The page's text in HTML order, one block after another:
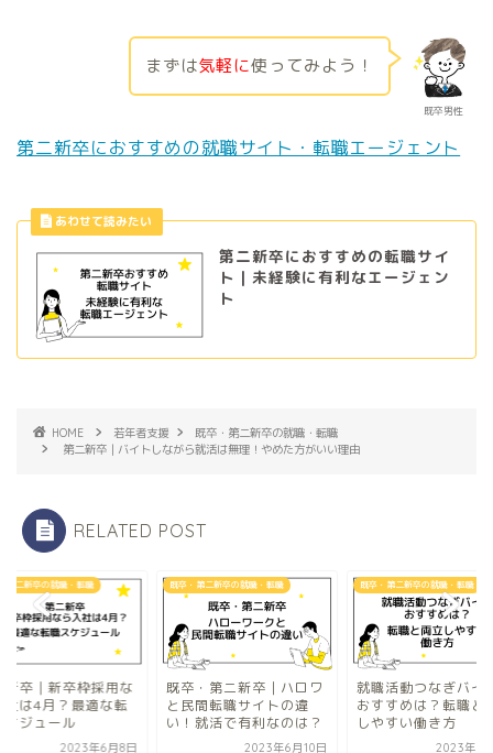
既卒男性
まずは気軽に使ってみよう！
第二新卒におすすめの就職サイト・転職エージェント
第二新卒におすすめの転職サイ
ト｜未経験に有利なエージェン
ト
HOME 若年者支援
既卒・第二新卒の就職・転職
第二新卒｜バイトしながら就活は無理！やめた方がいい理由
RELATED POST
第二新卒の就職・転職
・第二新卒｜ハロワ
間転職サイトの違
活で有利なのは？
2023年6月10日
既卒・第二新卒の就職・転職
就職活動つなぎバイトの
おすすめは？転職と両立
しやすい働き方
2023年10月1日
既卒・第二新卒の就職・転職
第二新卒｜強みを生
自己PRをChatGPT
単に作る方法
2023年6